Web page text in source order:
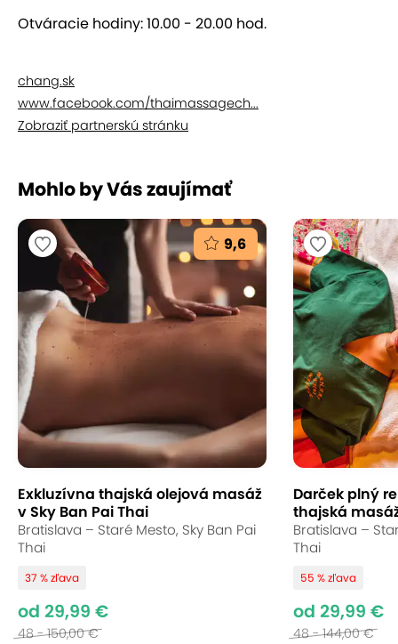
uponáhľaného dňa. O vaše telo, zmysly aj ducha
Otváracie hodiny: 10.00 - 20.00 hod.
chang.sk
www.facebook.com/thaimassagech...
Zobraziť partnerskú stránku
Mohlo by Vás zaujímať
9,6
Exkluzívna thajská olejová masáž
v Sky Ban Pai Thai
Bratislava – Staré Mesto, Sky Ban Pai
Thai
37 % zľava
od 29,99 €
48 - 150,00 €
Darček plný
thajská
Bratislava –
Thai
55 % zľava
od 29,99 €
48 - 144,00 €